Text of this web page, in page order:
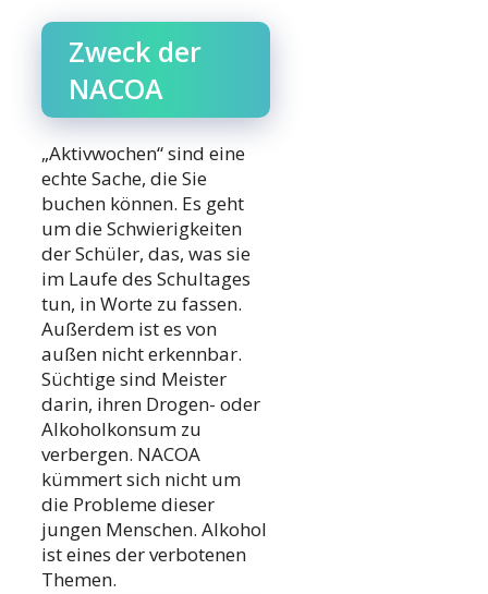
Zweck der
NACOA
„Aktivwochen“ sind eine
echte Sache, die Sie
buchen können. Es geht
um die Schwierigkeiten
der Schüler, das, was sie
im Laufe des Schultages
tun, in Worte zu fassen.
Außerdem ist es von
außen nicht erkennbar.
Süchtige sind Meister
darin, ihren Drogen- oder
Alkoholkonsum zu
verbergen. NACOA
kümmert sich nicht um
die Probleme dieser
jungen Menschen. Alkohol
ist eines der verbotenen
Themen.